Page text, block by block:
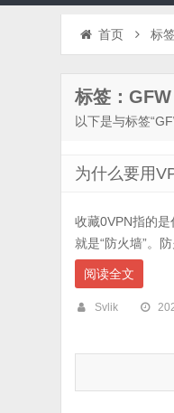
首页 标
标签：GFW
以下是与标签
为什么要用
收藏0VPN指的
就是“防火墙”。
阅读全文
Svlik